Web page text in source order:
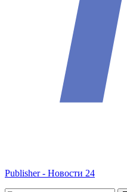
Publisher - Новости 24